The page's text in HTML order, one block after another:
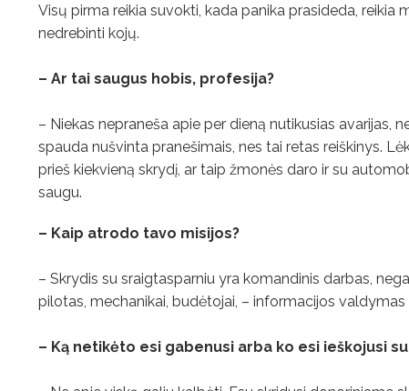
Visų pirma reikia suvokti, kada panika prasideda, reikia
nedrebinti kojų.
– Ar tai saugus hobis, profesija?
– Niekas nepraneša apie per dieną nutikusias avarijas,
spauda nušvinta pranešimais, nes tai retas reiškinys.
prieš kiekvieną skrydį, ar taip žmonės daro ir su
saugu.
– Kaip atrodo tavo misijos?
– Skrydis su sraigtasparniu yra komandinis darbas,
pilotas, mechanikai, budėtojai, – informacijos
– Ką netikėto esi gabenusi arba ko esi ieškojusi